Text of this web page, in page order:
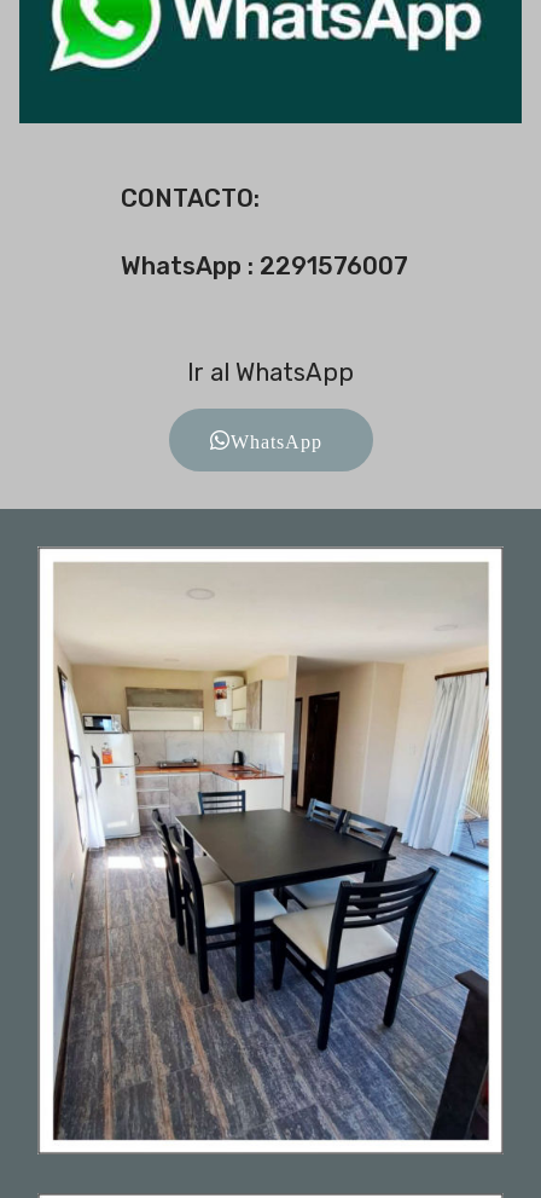
CONTACTO:
WhatsApp : 2291576007
Ir al WhatsApp
WhatsApp